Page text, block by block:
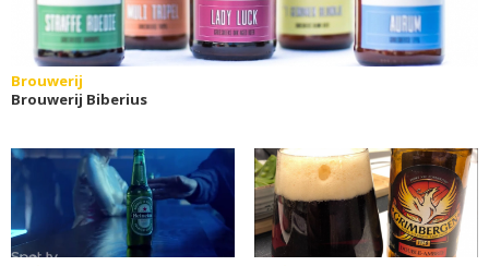
Brouwerij
Brouwerij Biberius